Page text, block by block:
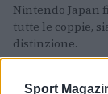
Sport
Nintendo Japan
tutte le coppie,
distinzione.